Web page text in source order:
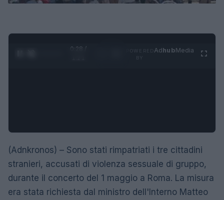
0:28 /
AdhubMedia
(Adnkronos) – Sono stati rimpatriati i tre cittadini
stranieri, accusati di violenza sessuale di gruppo,
durante il concerto del 1 maggio a Roma. La misura
era stata richiesta dal ministro dell'Interno Matteo